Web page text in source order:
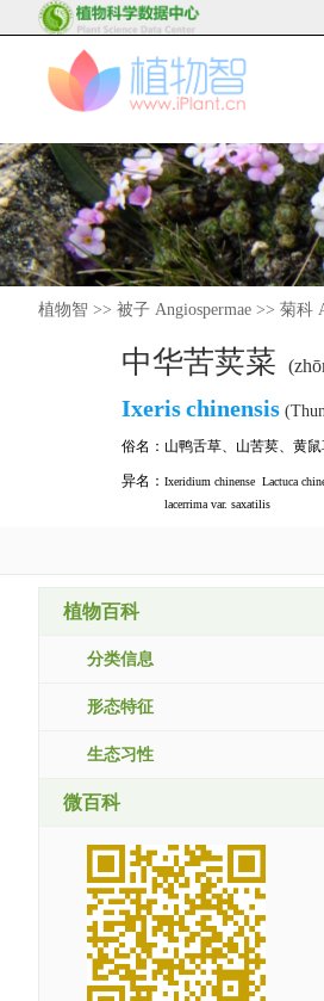
植物智 >> 被子 Angiospermae >> 菊科
中华苦荬菜
Ixerischinensis
俗名： 山鸭舌草、 山苦荬、 黄
异名： Ixeridium chinense Lactuca
lacerrima var. saxatilis
植物百科
分类信息
形态特征
生态习性
微百科